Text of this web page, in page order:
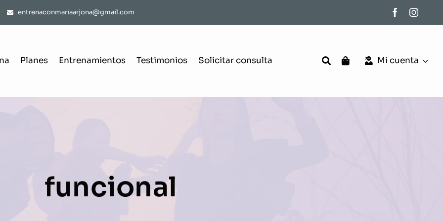
entrenaconmariaarjona@gmail.com
Planes Entrenamientos Testimonios Solicitar consulta Mi cuenta
funcional